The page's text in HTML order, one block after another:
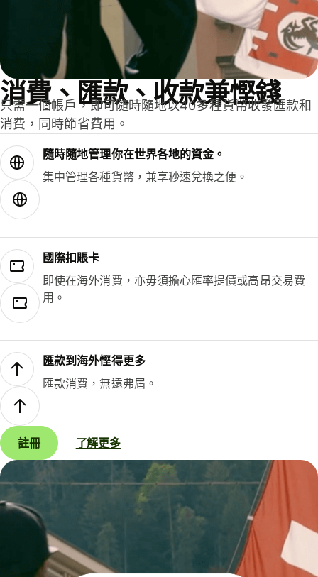
消費、匯款、收款兼慳錢
只需一個帳戶，即可隨時隨地以40多種貨幣收發匯款和
消費，同時節省費用。
隨時隨地管理你在世界各地的資金。
集中管理各種貨幣，兼享秒速兌換之便。
國際扣賬卡
即使在海外消費，亦毋須擔心匯率提價或高昂交易費
用。
匯款到海外慳得更多
匯款消費，無遠弗屆。
註冊 了解更多